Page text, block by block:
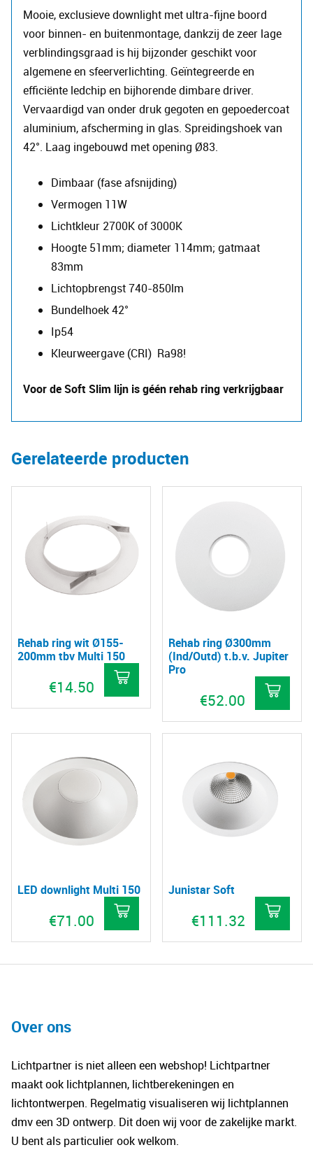
Mooie, exclusieve downlight met ultra-fijne boord
voor binnen- en buitenmontage, dankzij de zeer lage
verblindingsgraad is hij bijzonder geschikt voor
algemene en sfeerverlichting. Geïntegreerde en
efficiënte ledchip en bijhorende dimbare driver.
Vervaardigd van onder druk gegoten en gepoedercoat
aluminium, afscherming in glas. Spreidingshoek van
42°. Laag ingebouwd met opening Ø83.
Dimbaar (fase afsnijding)
Vermogen 11W
Lichtkleur 2700K of 3000K
Hoogte 51mm; diameter 114mm; gatmaat
83mm
Lichtopbrengst 740-850lm
Bundelhoek 42°
Ip54
Kleurweergave (CRI) Ra98!
Voor de Soft Slim lijn is géén rehab ring verkrijgbaar
Gerelateerde producten
Rehab ring wit Ø155-
200mm tbv Multi 150
€14.50
Rehab ring Ø300mm
(Ind/Outd) t.b.v. Jupiter
Pro
€52.00
LED downlight Multi 150
€71.00
Dit
product
kan
gekozen
worden
op
Junistar Soft
€111.32
Over ons
Lichtpartner is niet alleen een webshop! Lichtpartner
maakt ook lichtplannen, lichtberekeningen en
lichtontwerpen. Regelmatig visualiseren wij lichtplannen
dmv een 3D ontwerp. Dit doen wij voor de zakelijke markt.
U bent als particulier ook welkom.